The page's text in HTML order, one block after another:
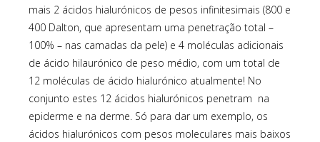
mais 2 ácidos hialurónicos de pesos infinitesimais (800 e
400 Dalton, que apresentam uma penetração total –
100% – nas camadas da pele) e 4 moléculas adicionais
de ácido hilaurónico de peso médio, com um total de
12 moléculas de ácido hialurónico atualmente! No
conjunto estes 12 ácidos hialurónicos penetram na
epiderme e na derme. Só para dar um exemplo, os
ácidos hialurónicos com pesos moleculares mais baixos